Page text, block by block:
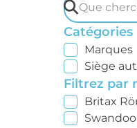
Catégories
Marques
Siège
Filtrez par
Britax
Swandoo